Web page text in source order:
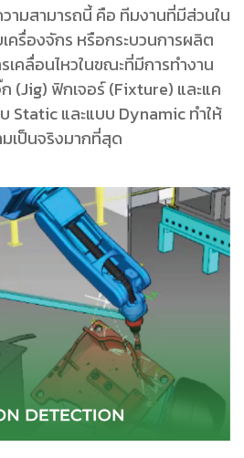
วามสามารถนี้ คือ ทีมงานที่มีส่วนใน
ครื่องจักร หรือกระบวนการผลิต
เคลื่อนไหวในขณะที่มีการทํางาน
(Jig) ฟิกเจอร์ (Fixture) และแค
Static และแบบ Dynamic ทําให้
มเป็นจริงมากที่สุด